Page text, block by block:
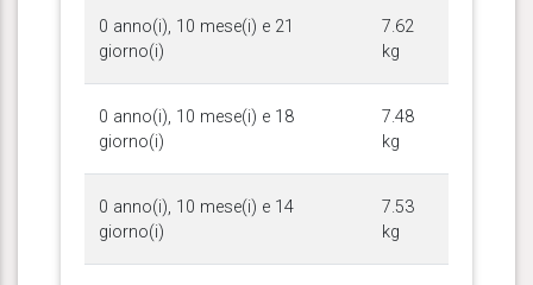
0 anno(i), 10 mese(i) e 21
giorno(i)
7.62
kg
0 anno(i), 10 mese(i) e 18
giorno(i)
7.48
kg
0 anno(i), 10 mese(i) e 14
giorno(i)
7.53
kg